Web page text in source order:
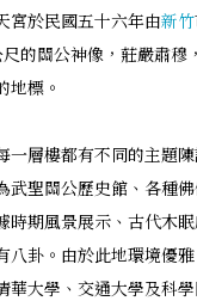
宮於民國五十六年由新竹
的關公神像，莊嚴肅穆
地標。
一層樓都有不同的主題
武聖關公歷史館、各種
時期風景展示、古代木
八卦。由於此地環境優
華大學、交通大學及科